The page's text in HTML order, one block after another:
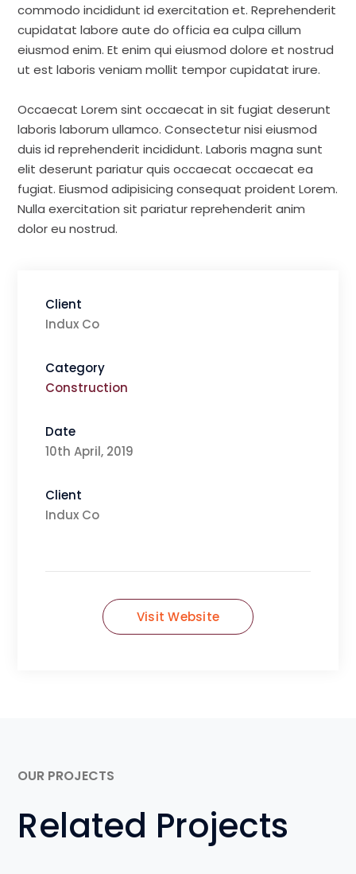
commodo incididunt id exercitation et. Reprehenderit
cupidatat labore aute do officia ea culpa cillum
eiusmod enim. Et enim qui eiusmod dolore et nostrud
ut est laboris veniam mollit tempor cupidatat irure.
Occaecat Lorem sint occaecat in sit fugiat deserunt
laboris laborum ullamco. Consectetur nisi eiusmod
duis id reprehenderit incididunt. Laboris magna sunt
elit deserunt pariatur quis occaecat occaecat ea
fugiat. Eiusmod adipisicing consequat proident Lorem.
Nulla exercitation sit pariatur reprehenderit anim
dolor eu nostrud.
Client
Indux Co
Category
Construction
Date
10th April, 2019
Client
Indux Co
Visit Website
OUR PROJECTS
Related Projects